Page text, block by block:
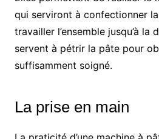
qui serviront à confectionner
travailler l’ensemble jusqu’à la
servent à pétrir la pâte pour
suffisamment soigné.
La prise en main